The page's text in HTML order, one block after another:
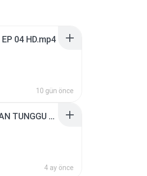
04 HD.mp4
10 gün önce
ADELLA TERBARU - JANGAN TUNGGU LAMA LAMA - GELAS RETAK - OM ADELLA FULL ALBUM TERBARU 2026
4 ay önce